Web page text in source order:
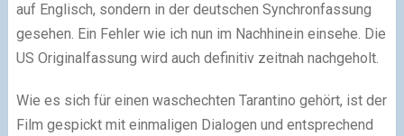
auf Englisch, sondern in der deutschen Synchronfassung
gesehen. Ein Fehler wie ich nun im Nachhinein einsehe. Die
US Originalfassung wird auch definitiv zeitnah nachgeholt.
Wie es sich für einen waschechten Tarantino gehört, ist der
Film gespickt mit einmaligen Dialogen und entsprechend